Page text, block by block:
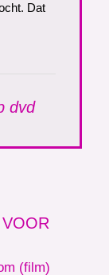
Dat
dvd
(film)